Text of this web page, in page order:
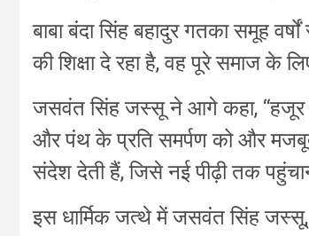
बाबा बंदा सिंह बहादुर गतका समूह
की शिक्षा दे रहा है, वह पूरे समाज के
जसवंत सिंह जस्सू ने आगे कहा, “हजूर
और पंथ के प्रति समर्पण को और मजबूत
संदेश देती हैं, जिसे नई पीढ़ी तक
इस धार्मिक जत्थे में जसवंत सिंह जस्सू,